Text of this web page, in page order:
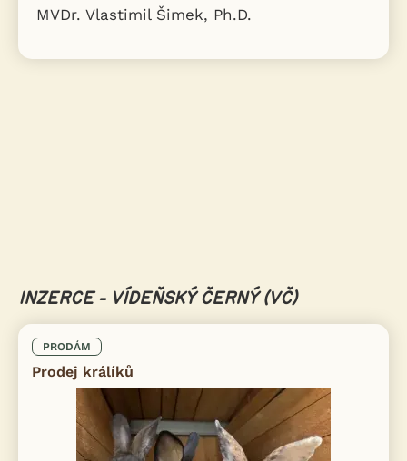
MVDr. Vlastimil Šimek, Ph.D.
INZERCE - VÍDEŇSKÝ ČERNÝ (VČ)
PRODÁM
Prodej králíků